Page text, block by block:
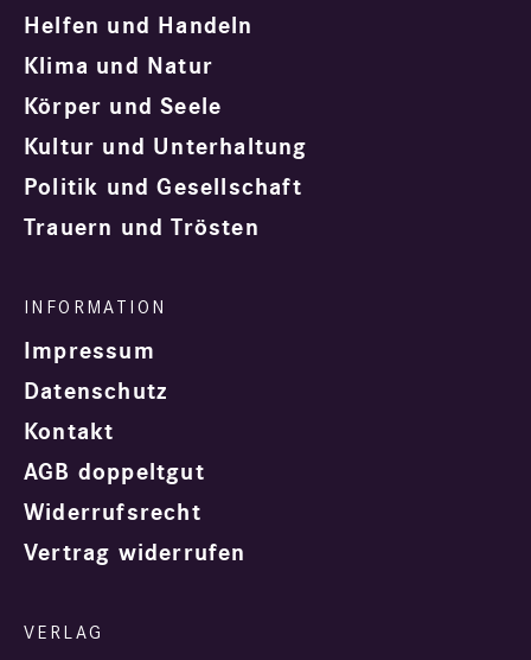
Helfen und Handeln
Klima und Natur
Körper und Seele
Kultur und Unterhaltung
Politik und Gesellschaft
Trauern und Trösten
Impressum
Datenschutz
Kontakt
AGB doppeltgut
Widerrufsrecht
Vertrag widerrufen